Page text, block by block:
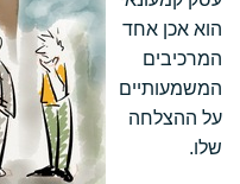
הוא אכן אחד
המרכיבים
המשמעותיים
על ההצלחה
שלו.